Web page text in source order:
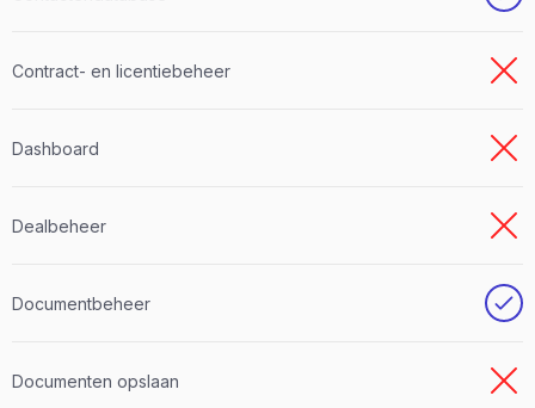
Contract- en licentiebeheer
Dashboard
Dealbeheer
Documentbeheer
Documenten opslaan